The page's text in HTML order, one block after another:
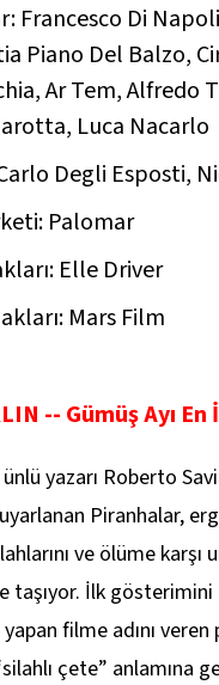
Francesco Di
Piano Del Balzo,
Ar Tem, Alfredo
Luca Nacarlo
Degli Esposti,
Palomar
Elle Driver
Mars Film
-- Gümüş Ayı
yazarı Roberto
Piranhalar,
ve ölüme karşı
taşıyor. İlk
filme adını
çete” anlamına